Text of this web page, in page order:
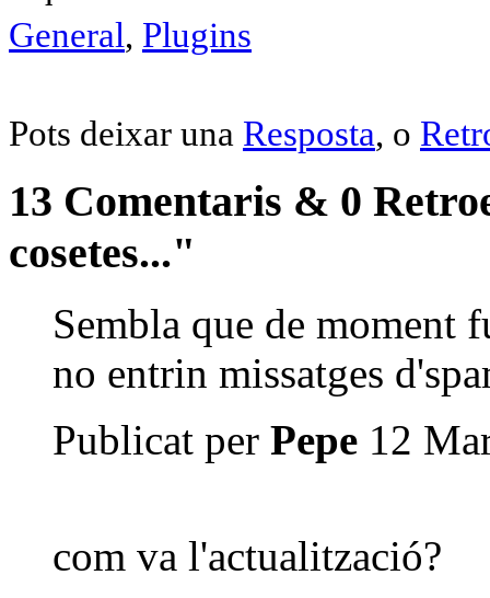
General, Plugins
Pots deixar una Resposta, o
13 Comentaris & 0
cosetes..."
Sembla que de moment
no entrin missatges
Publicat per Pepe 12
com va l'actualització?